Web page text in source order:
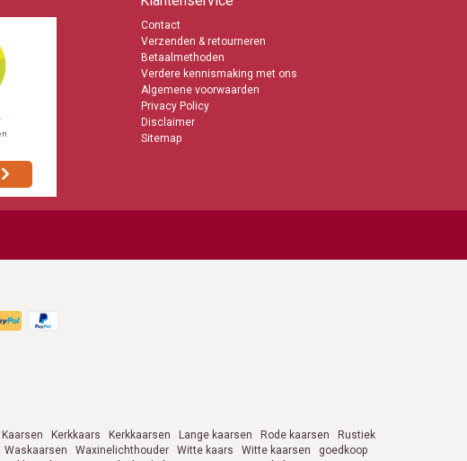
Contact
Verzenden & retourneren
Betaalmethoden
Verdere kennismaking met ons
Algemene voorwaarden
Privacy Policy
Disclaimer
Sitemap
Kaarsen Kerkkaars Kerkkaarsen Lange kaarsen Rode kaarsen
Rustiek
Waskaarsen Waxinelichthouder Witte kaars Witte kaarsen
goedkoop